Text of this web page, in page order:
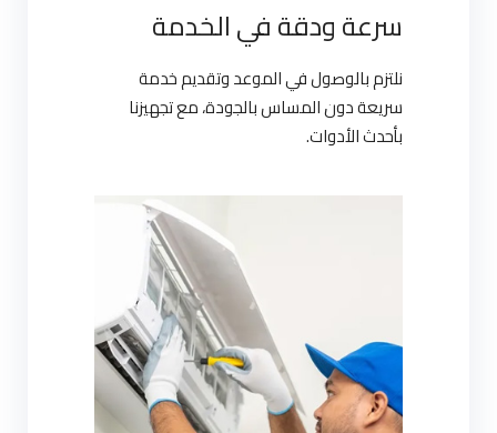
سرعة ودقة في الخدمة
نلتزم بالوصول في الموعد وتقديم خدمة
سريعة دون المساس بالجودة، مع تجهيزنا
بأحدث الأدوات.